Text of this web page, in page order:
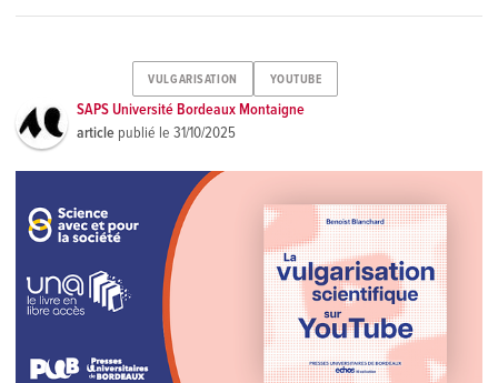
VULGARISATION YOUTUBE
SAPS Université Bordeaux Montaigne
article publié le31/10/2025